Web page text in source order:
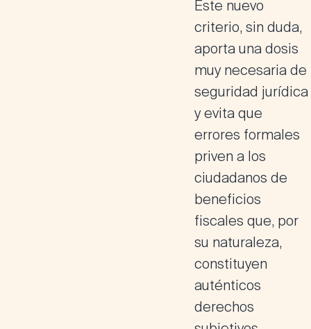
Este nuevo
criterio, sin duda,
aporta una dosis
muy necesaria de
seguridad jurídica
y evita que
errores formales
priven a los
ciudadanos de
beneficios
fiscales que, por
su naturaleza,
constituyen
auténticos
derechos